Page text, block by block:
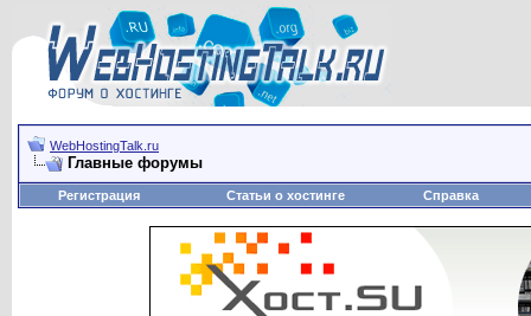
WebHostingTalk.ru
Главные форумы
Регистрация Статьи о хостинге Справка